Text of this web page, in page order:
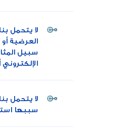
لا يتحمل
العرضية
سبيل
لا يتحمل
سببها